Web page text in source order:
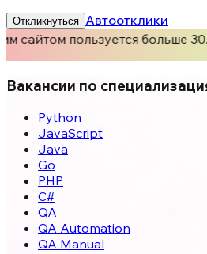
Откликнуться Автоотклики
сайтом пользуется больше
Вакансии по
Python
JavaScript
Java
Go
PHP
C#
QA
QA Automation
QA Manual